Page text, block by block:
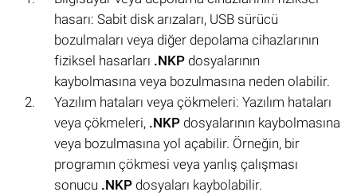
hasarı: Sabit disk arızaları, USB sürücü
bozulmaları veya diğer depolama cihazlarının
fiziksel hasarları .NKP dosyalarının
kaybolmasına veya bozulmasına neden olabilir.
Yazılım hataları veya çökmeleri: Yazılım hataları
veya çökmeleri, .NKP dosyalarının kaybolmasına
veya bozulmasına yol açabilir. Örneğin, bir
programın çökmesi veya yanlış çalışması
sonucu .NKP dosyaları kaybolabilir.